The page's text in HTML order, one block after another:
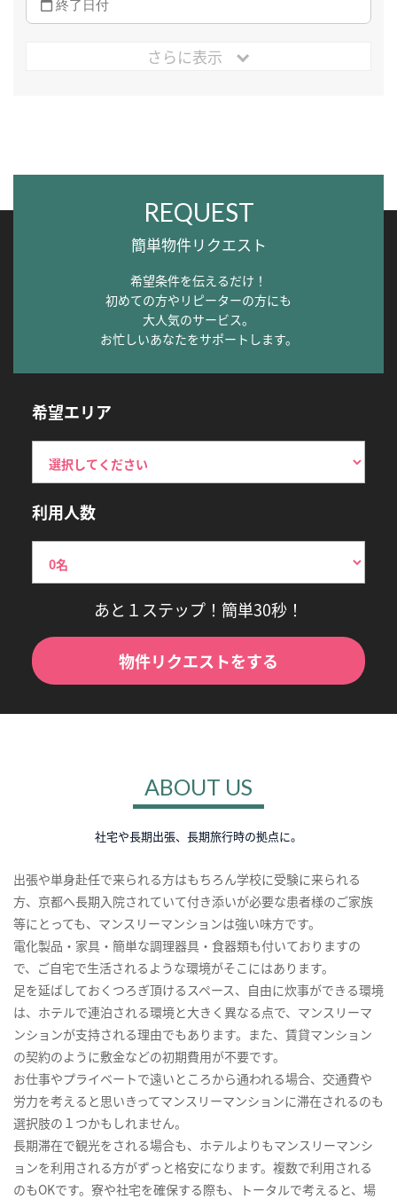
さらに表示
REQUEST
簡単物件リクエスト
希望条件を伝えるだけ！
初めての方やリピーターの方にも
大人気のサービス。
お忙しいあなたをサポートします。
希望エリア
利用人数
あと１ステップ！簡単30秒！
物件リクエストをする
ABOUT US
社宅や長期出張、長期旅行時の拠点に。
出張や単身赴任で来られる方はもちろん学校に受験に来られる
方、京都へ長期入院されていて付き添いが必要な患者様のご家族
等にとっても、マンスリーマンションは強い味方です。
電化製品・家具・簡単な調理器具・食器類も付いておりますの
で、ご自宅で生活されるような環境がそこにはあります。
足を延ばしておくつろぎ頂けるスペース、自由に炊事ができる環境
は、ホテルで連泊される環境と大きく異なる点で、マンスリーマ
ンションが支持される理由でもあります。また、賃貸マンション
の契約のように敷金などの初期費用が不要です。
お仕事やプライベートで遠いところから通われる場合、交通費や
労力を考えると思いきってマンスリーマンションに滞在されるのも
選択肢の１つかもしれません。
長期滞在で観光をされる場合も、ホテルよりもマンスリーマンシ
ョンを利用される方がずっと格安になります。複数で利用される
のもOKです。寮や社宅を確保する際も、トータルで考えると、場